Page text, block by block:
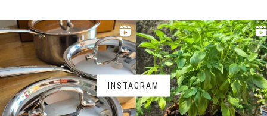
INSTAGRAM